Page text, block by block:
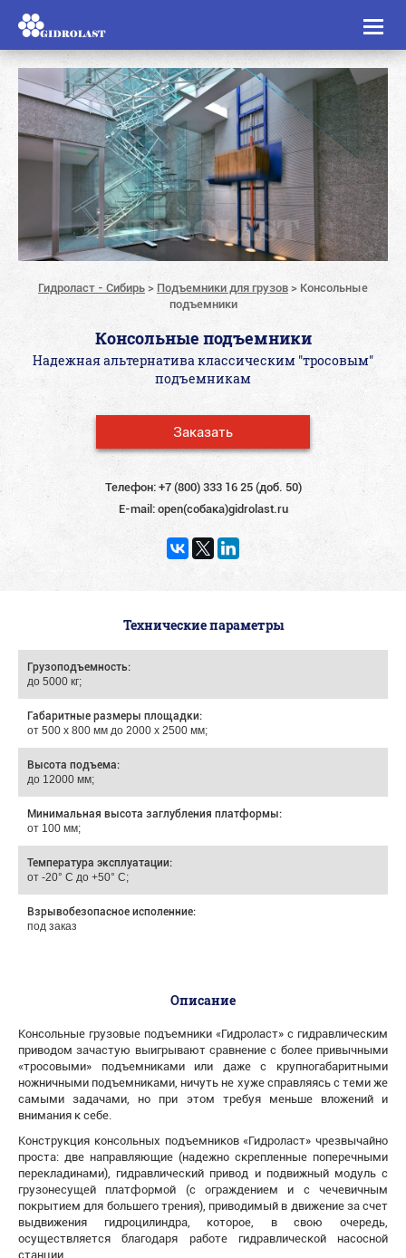
Toggle
Гидроласт - Сибирь> Подъемники для грузов> Консольные
подъемники
Консольные подъемники
Надежная альтернатива классическим "тросовым"
подъемникам
Заказать
Телефон:+7 (800) 333 16 25 (доб. 50)
E-mail:open(собака)gidrolast.ru
Технические параметры
Грузоподъемность:
до 5000 кг;
Габаритные размеры площадки:
от 500 х 800 мм до 2000 х 2500 мм;
Высота подъема:
до 12000 мм;
Минимальная высота заглубления платформы:
от 100 мм;
Температура эксплуатации:
от -20° С до +50° С;
Взрывобезопасное исполенние:
под заказ
Описание
Консольные грузовые подъемники «Гидроласт» с гидравлическим
приводом зачастую выигрывают сравнение с более привычными
«тросовыми» подъемниками или даже с крупногабаритными
ножничными подъемниками, ничуть не хуже справляясь с теми же
самыми задачами, но при этом требуя меньше вложений и
внимания к себе.
Конструкция консольных подъемников «Гидроласт» чрезвычайно
проста: две направляющие (надежно скрепленные поперечными
перекладинами), гидравлический привод и подвижный модуль с
грузонесущей платформой (с ограждением и с чечевичным
покрытием для большего трения), приводимый в движение за счет
выдвижения гидроцилиндра, которое, в свою очередь,
осуществляется благодаря работе гидравлической насосной
станции.